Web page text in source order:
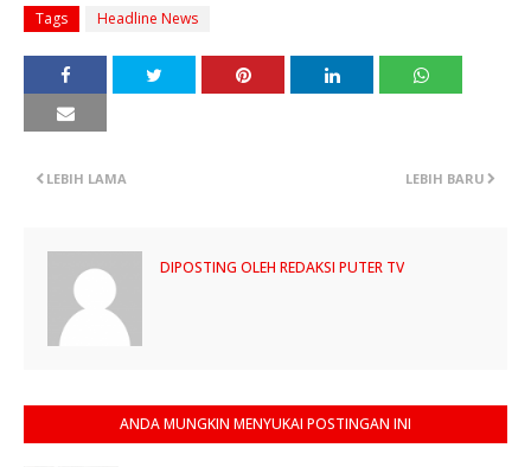
Tags Headline News
LEBIH BARU
LEBIH LAMA
DIPOSTING OLEH REDAKSI PUTER TV
ANDA MUNGKIN MENYUKAI POSTINGAN INI